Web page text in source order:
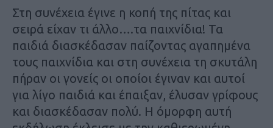
Στη συνέχεια έγινε η κοπή της πίτας και
σειρά είχαν τι άλλο….τα παιχνίδια! Τα
παιδιά διασκέδασαν παίζοντας αγαπημένα
τους παιχνίδια και στη συνέχεια τη σκυτάλη
πήραν οι γονείς οι οποίοι έγιναν και αυτοί
για λίγο παιδιά και έπαιξαν, έλυσαν γρίφους
και διασκέδασαν πολύ. Η όμορφη αυτή